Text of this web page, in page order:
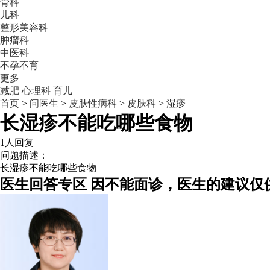
骨科
儿科
整形美容科
肿瘤科
中医科
不孕不育
更多
减肥 心理科 育儿
首页 > 问医生 > 皮肤性病科 > 皮肤科 > 湿疹
长湿疹不能吃哪些食物
1人回复
问题描述：
长湿疹不能吃哪些食物
医生回答专区 因不能面诊，医生的建议仅